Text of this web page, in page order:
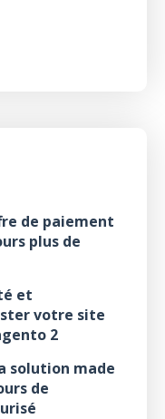
de paiement
plus de
et
votre site
2
solution made
de